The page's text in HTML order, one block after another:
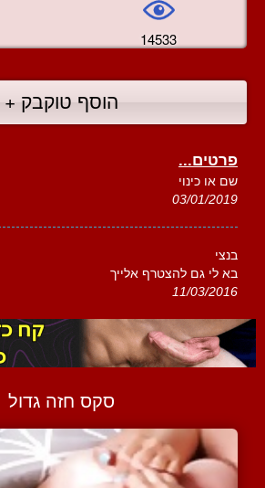
14533
הוסף טוקבק +
פרטים...
שם או כינוי
03/01/2019
בנצי
בא לי גם להצטרף אלייך
11/03/2016
סקס חזה גדול